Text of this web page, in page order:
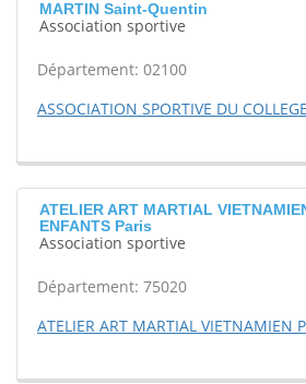
MARTIN Saint-Quentin
Association sportive
Département: 02100
ASSOCIATION SPORTIVE DU
ATELIER ART MARTIAL
ENFANTS Paris
Association sportive
Département: 75020
ATELIER ART MARTIAL VIETNAMIEN